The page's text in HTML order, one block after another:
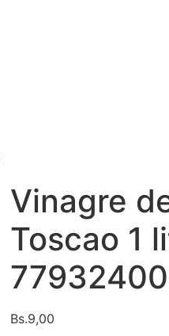
Vinagre
Toscao 1
Bs.9,00